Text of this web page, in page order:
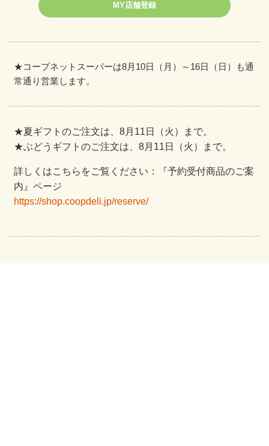
MY店舗登録
★コープネットスーパーは8月10日（月）～16日（日）も通
常通り営業します。
★夏ギフトのご注文は、8月11日（火）まで。
★ぶどうギフトのご注文は、8月11日（火）まで。
詳しくはこちらをご覧ください：『予約受付商品のご案
内』ページ
https://shop.coopdeli.jp/reserve/